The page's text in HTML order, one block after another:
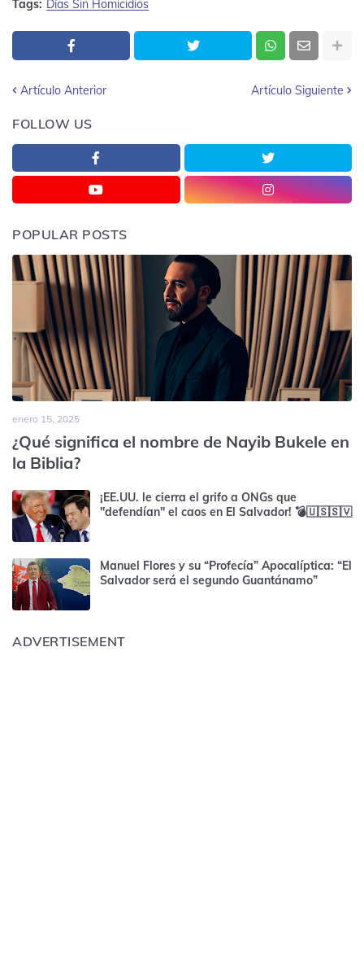
Tags: Días Sin Homicidios
Artículo Anterior Artículo Siguiente
FOLLOW US
POPULAR POSTS
enero 15, 2025
¿Qué significa el nombre de Nayib Bukele en
la Biblia?
¡EE.UU. le cierra el grifo a ONGs que
"defendían" el caos en El Salvador! 💣🇺🇸🇸🇻
Manuel Flores y su “Profecía” Apocalíptica: “El
Salvador será el segundo Guantánamo”
ADVERTISEMENT